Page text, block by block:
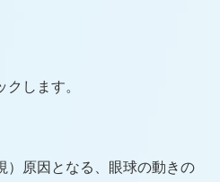
します。
）原因となる、眼球の動きの